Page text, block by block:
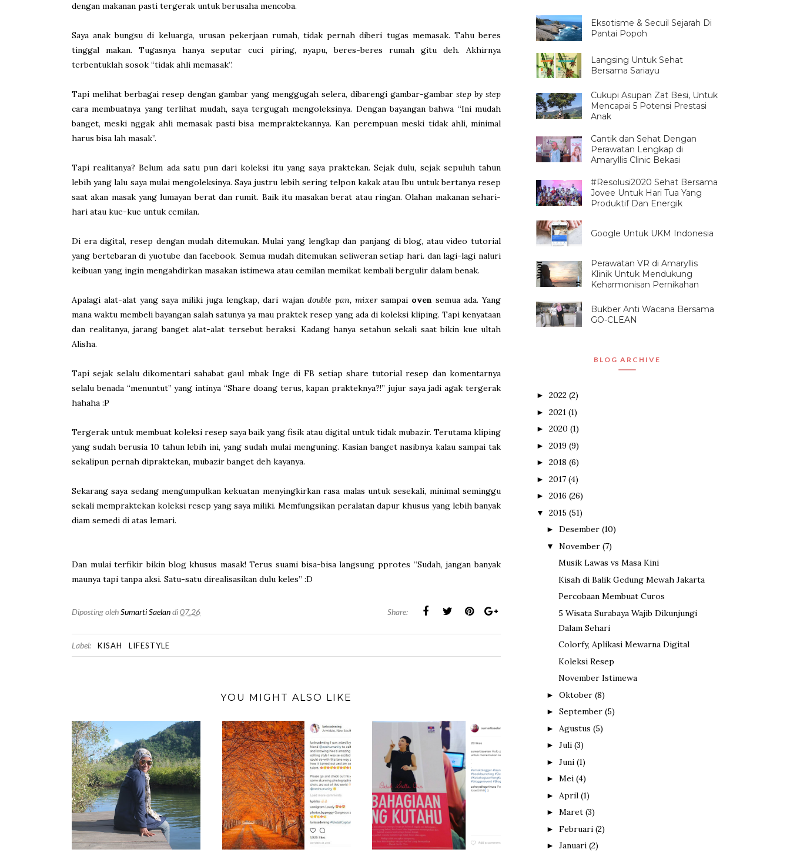
dengan makanan pasti tergerak untuk berusaha mencoba.
Saya anak bungsu di keluarga, urusan pekerjaan rumah, tidak pernah diberi tugas memasak. Tahu beres
tinggal makan. Tugasnya hanya seputar cuci piring, nyapu, beres-beres rumah gitu deh. Akhirnya
terbentuklah sosok “tidak ahli memasak”.
Tapi melihat berbagai resep dengan gambar yang menggugah selera, dibarengi gambar-gambar step by step
cara membuatnya yang terlihat mudah, saya tergugah mengoleksinya. Dengan bayangan bahwa “Ini mudah
banget, meski nggak ahli memasak pasti bisa mempraktekannya. Kan perempuan meski tidak ahli, minimal
harus bisa lah masak”.
Tapi realitanya? Belum ada satu pun dari koleksi itu yang saya praktekan. Sejak dulu, sejak sepuluh tahun
lebih yang lalu saya mulai mengoleksinya. Saya justru lebih sering telpon kakak atau Ibu untuk bertanya resep
saat akan masak yang lumayan berat dan rumit. Baik itu masakan berat atau ringan. Olahan makanan sehari-
hari atau kue-kue untuk cemilan.
Di era digital, resep dengan mudah ditemukan. Mulai yang lengkap dan panjang di blog, atau video tutorial
yang bertebaran di yuotube dan facebook. Semua mudah ditemukan seliweran setiap hari. dan lagi-lagi naluri
keibuan yang ingin mengahdirkan masakan istimewa atau cemilan memikat kembali bergulir dalam benak.
Apalagi alat-alat yang saya miliki juga lengkap, dari wajan double pan, mixersampai oven semua ada. Yang
mana waktu membeli bayangan salah satunya ya mau praktek resep yang ada di koleksi kliping. Tapi kenyataan
dan realitanya, jarang banget alat-alat tersebut beraksi. Kadang hanya setahun sekali saat bikin kue ultah
Alisha.
Tapi sejak selalu dikomentari sahabat gaul mbak Inge di FB setiap share tutorial resep dan komentarnya
selalu benada “menuntut” yang intinya “Share doang terus, kapan prakteknya?!” jujur saya jadi agak tergerak
hahaha :P
Tergerak untuk membuat koleksi resep saya baik yang fisik atau digital untuk tidak mubazir. Terutama kliping
yang sudah berusia 10 tahun lebih ini, yang sudah mulai menguning. Kasian banget nasibnya kalau sampai tak
sekalipun pernah dipraktekan, mubazir banget deh kayanya.
Sekarang saya sedang mengumpulkan kekuatan menyingkirkan rasa malas untuk sesekali, minimal seminggu
sekali mempraktekan koleksi resep yang saya miliki. Memfungsikan peralatan dapur khusus yang lebih banyak
diam semedi di atas lemari.
Dan mulai terfikir bikin blog khusus masak! Terus suami bisa-bisa langsung pprotes “Sudah, jangan banyak
maunya tapi tanpa aksi. Satu-satu direalisasikan dulu keles” :D
Diposting olehSumarti Saelandi07.26 Share:
Label: KISAH LIFESTYLE
YOU MIGHT ALSO LIKE
Eksotisme & Secuil Sejarah Di
Pantai Popoh
Langsing Untuk Sehat
Bersama Sariayu
Cukupi Asupan Zat Besi, Untuk
Mencapai 5 Potensi Prestasi
Anak
Cantik dan Sehat Dengan
Perawatan Lengkap di
Amaryllis Clinic Bekasi
#Resolusi2020 Sehat Bersama
Jovee Untuk Hari Tua Yang
Produktif Dan Energik
Google Untuk UKM Indonesia
Perawatan VR di Amaryllis
Klinik Untuk Mendukung
Keharmonisan Pernikahan
Bukber Anti Wacana Bersama
GO-CLEAN
BLOG ARCHIVE
► 2022 (2)
► 2021 (1)
► 2020 (1)
► 2019 (9)
► 2018 (6)
► 2017 (4)
► 2016 (26)
▼ 2015 (51)
► Desember (10)
▼ November (7)
Musik Lawas vs Masa Kini
Kisah di Balik Gedung Mewah Jakarta
Percobaan Membuat Curos
5 Wisata Surabaya Wajib Dikunjungi
Dalam Sehari
Colorfy, Aplikasi Mewarna Digital
Koleksi Resep
November Istimewa
► Oktober (8)
► September (5)
► Agustus (5)
► Juli (3)
► Juni (1)
► Mei (4)
► April (1)
► Maret (3)
► Februari (2)
► Januari (2)